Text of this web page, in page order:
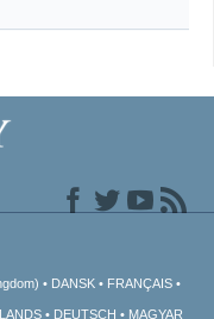
DANSK FRANÇAIS
DEUTSCH
MAGYAR